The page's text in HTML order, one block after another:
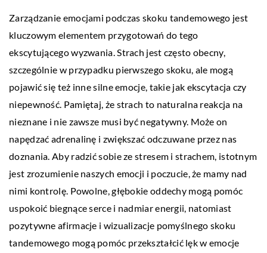
Zarządzanie emocjami podczas skoku tandemowego jest
kluczowym elementem przygotowań do tego
ekscytującego wyzwania. Strach jest często obecny,
szczególnie w przypadku pierwszego skoku, ale mogą
pojawić się też inne silne emocje, takie jak ekscytacja czy
niepewność. Pamiętaj, że strach to naturalna reakcja na
nieznane i nie zawsze musi być negatywny. Może on
napędzać adrenalinę i zwiększać odczuwane przez nas
doznania. Aby radzić sobie ze stresem i strachem, istotnym
jest zrozumienie naszych emocji i poczucie, że mamy nad
nimi kontrolę. Powolne, głębokie oddechy mogą pomóc
uspokoić biegnące serce i nadmiar energii, natomiast
pozytywne afirmacje i wizualizacje pomyślnego skoku
tandemowego mogą pomóc przekształcić lęk w emocje